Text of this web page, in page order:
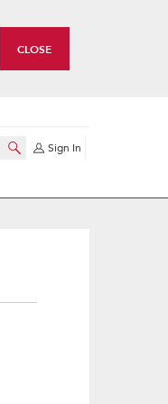
CLOSE
Sign In